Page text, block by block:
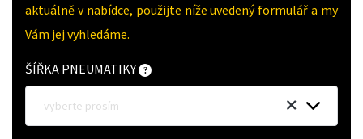
aktuálně v nabídce, použijte níže uvedený formulář a my
Vám jej vyhledáme.
ŠÍŘKA PNEUMATIKY
- vyberte prosím -